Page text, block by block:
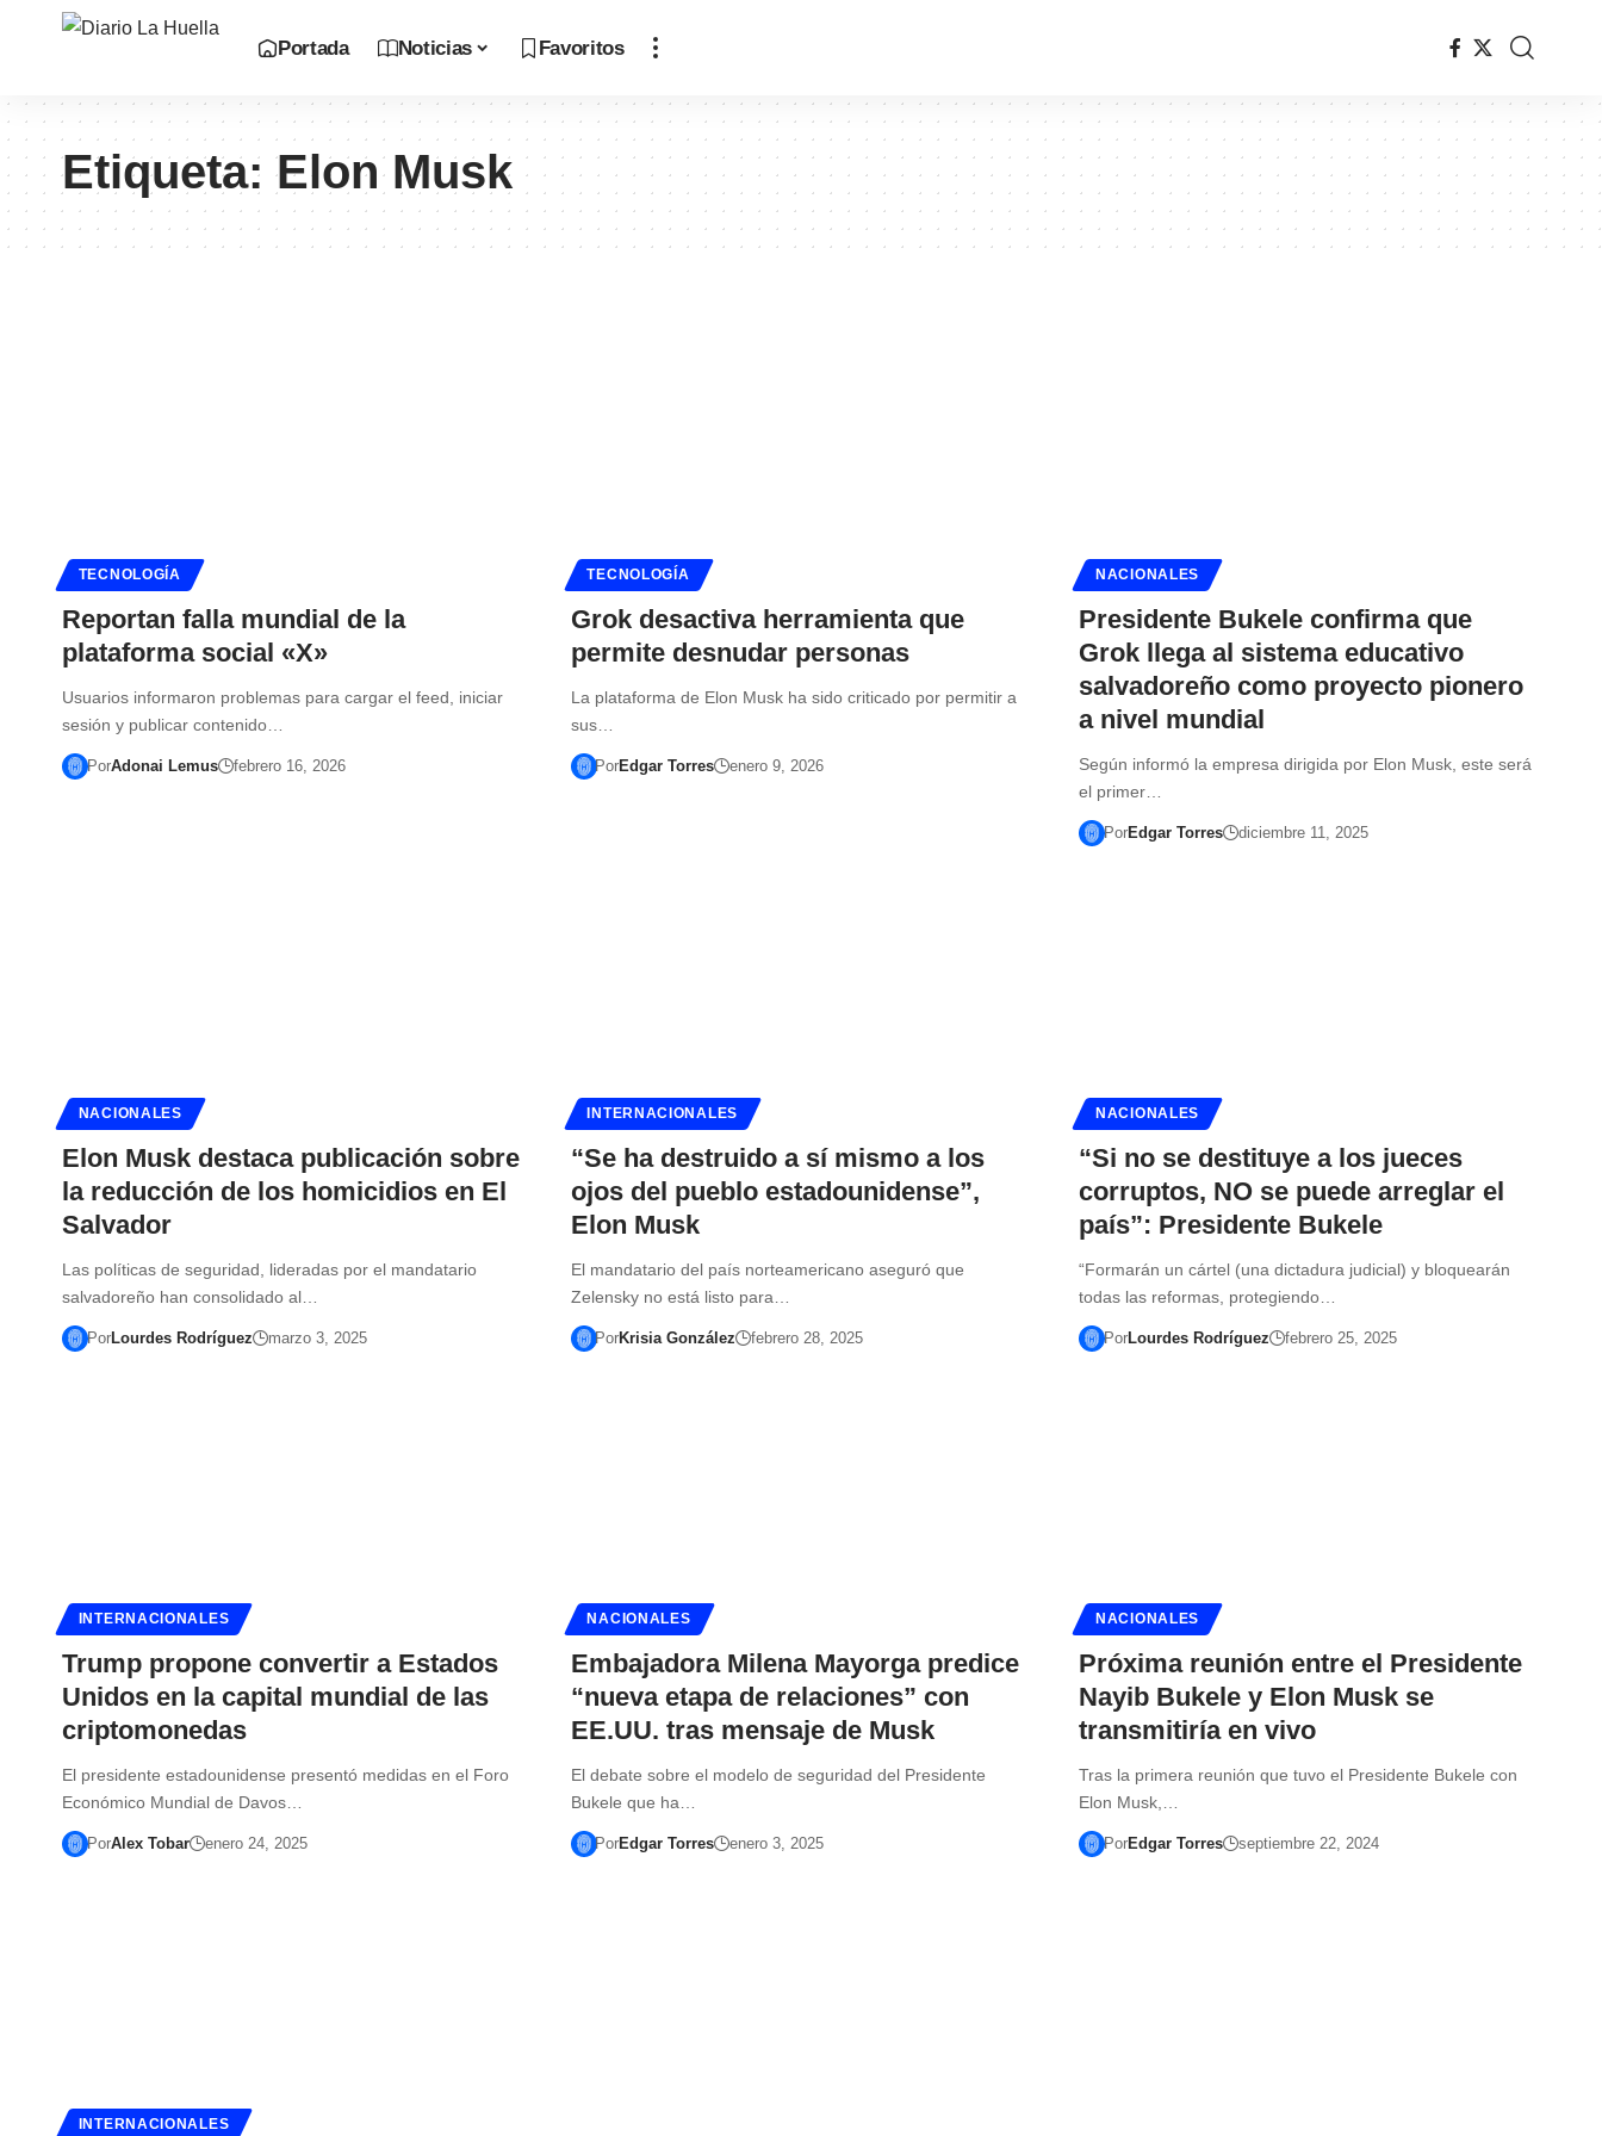
Portada Noticias Favoritos
Etiqueta:Elon Musk
TECNOLOGÍA
Reportan falla mundial de la
plataforma social «X»
Usuarios informaron problemas para cargar el feed, iniciar
sesión y publicar contenido…
PorAdonai Lemus febrero 16, 2026
TECNOLOGÍA
Grok desactiva herramienta que
permite desnudar personas
La plataforma de Elon Musk ha sido criticado por permitir a
sus…
PorEdgar Torres enero 9, 2026
NACIONALES
Presidente Bukele confirma que
Grok llega al sistema educativo
salvadoreño como proyecto pionero
a nivel mundial
Según informó la empresa dirigida por Elon Musk, este será
el primer…
PorEdgar Torres diciembre 11, 2025
NACIONALES
Elon Musk destaca publicación sobre
la reducción de los homicidios en El
Salvador
Las políticas de seguridad, lideradas por el mandatario
salvadoreño han consolidado al…
PorLourdes Rodríguez marzo 3, 2025
INTERNACIONALES
“Se ha destruido a sí mismo a los
ojos del pueblo estadounidense”,
Elon Musk
El mandatario del país norteamericano aseguró que
Zelensky no está listo para…
PorKrisia González febrero 28, 2025
NACIONALES
“Si no se destituye a los jueces
corruptos, NO se puede arreglar el
país”: Presidente Bukele
“Formarán un cártel (una dictadura judicial) y bloquearán
todas las reformas, protegiendo…
PorLourdes Rodríguez febrero 25, 2025
INTERNACIONALES
Trump propone convertir a Estados
Unidos en la capital mundial de las
criptomonedas
El presidente estadounidense presentó medidas en el Foro
Económico Mundial de Davos…
PorAlex Tobar enero 24, 2025
NACIONALES
Embajadora Milena Mayorga predice
“nueva etapa de relaciones” con
EE.UU. tras mensaje de Musk
El debate sobre el modelo de seguridad del Presidente
Bukele que ha…
PorEdgar Torres enero 3, 2025
NACIONALES
Próxima reunión entre el Presidente
Nayib Bukele y Elon Musk se
transmitiría en vivo
Tras la primera reunión que tuvo el Presidente Bukele con
Elon Musk,…
PorEdgar Torres septiembre 22, 2024
INTERNACIONALES